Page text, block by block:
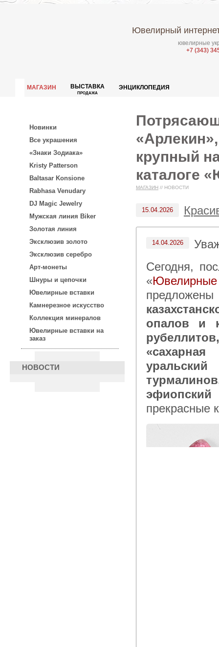
Ювелирный
ювелирные
+7 (343)
МАГАЗИН ВЫСТАВКА
ПРОДАЖА
ЭНЦИКЛОПЕДИЯ
Новинки
Все украшения
«Знаки Зодиака»
Kristy Patterson
Baltasar Konsione
Rabhasa Venudary
DJ Magic Jewelry
Мужская линия Biker
Золотая линия
Эксклюзив золото
Эксклюзив серебро
Арт-монеты
Шнуры и цепочки
Ювелирные вставки
Камнерезное искусство
Коллекция минералов
Ювелирные вставки на
заказ
НОВОСТИ
крупный
каталоге
МАГАЗИН // НОВОСТИ
15.04.2026
14.04.2026
Сегодня, после 15:00 по московскому времени в каталоге
«
предложены
опалов и
прекрасные